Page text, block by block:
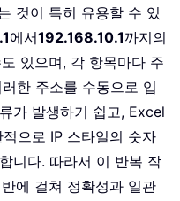
것이 특히 유용할 수 있
에서192.168.10.1까지의
있으며, 각 항목마다 주
한 주소를 수동으로 입
가 발생하기 쉽고, Excel
으로 IP 스타일의 숫자
니다. 따라서 이 반복 작
에 걸쳐 정확성과 일관